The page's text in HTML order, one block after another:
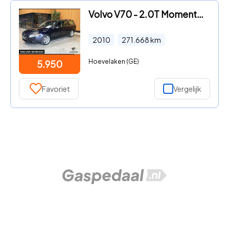
5.950
Volvo V70 - 2.0T Momentum. Cruise-control | leer | Trekhaak Youngtimer.
2010 271.668km
Hoevelaken (GE)
Favoriet Vergelijk